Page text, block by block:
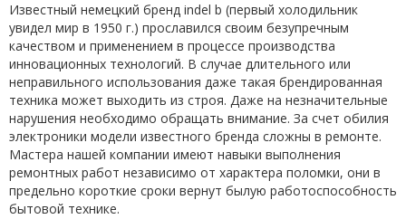
Известный немецкий бренд indel b (первый холодильник
увидел мир в 1950 г.) прославился своим безупречным
качеством и применением в процессе производства
инновационных технологий. В случае длительного или
неправильного использования даже такая брендированная
техника может выходить из строя. Даже на незначительные
нарушения необходимо обращать внимание. За счет обилия
электроники модели известного бренда сложны в ремонте.
Мастера нашей компании имеют навыки выполнения
ремонтных работ независимо от характера поломки, они в
предельно короткие сроки вернут былую работоспособность
бытовой технике.